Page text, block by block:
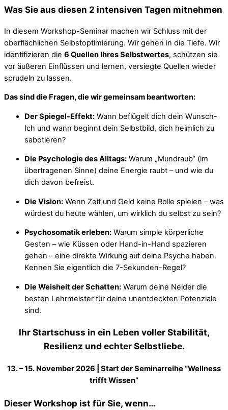
Was Sie aus diesen 2 intensiven Tagen mitnehmen
In diesem Workshop-Seminar machen wir Schluss mit der
oberflächlichen Selbstoptimierung. Wir gehen in die Tiefe. Wir
identifizieren die 6 Quellen Ihres Selbstwertes, schützen sie
vor äußeren Einflüssen und lernen, versiegte Quellen wieder
sprudeln zu lassen.
Das sind die Fragen, die wir gemeinsam beantworten:
Der Spiegel-Effekt: Wann beflügelt dich dein Wunsch-
Ich und wann beginnt dein Selbstbild, dich heimlich zu
sabotieren?
Die Psychologie des Alltags: Warum „Mundraub“ (im
übertragenen Sinne) deine Energie raubt – und wie du
dich davon befreist.
Die Vision: Wenn Zeit und Geld keine Rolle spielen – was
würdest du heute wählen, um wirklich du selbst zu sein?
Psychosomatik erleben: Warum simple körperliche
Gesten – wie Küssen oder Hand-in-Hand spazieren
gehen – eine direkte Wirkung auf deine Psyche haben.
Kennen Sie eigentlich die 7-Sekunden-Regel?
Die Weisheit der Schatten: Warum deine Neider die
besten Lehrmeister für deine unentdeckten Potenziale
sind.
Ihr Startschuss in ein Leben voller Stabilität,
Resilienz und echter Selbstliebe.
13. – 15. November 2026 | Start der Seminarreihe “Wellness
trifft Wissen”
Dieser Workshop ist für Sie, wenn…